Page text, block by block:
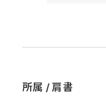
所属 / 肩書